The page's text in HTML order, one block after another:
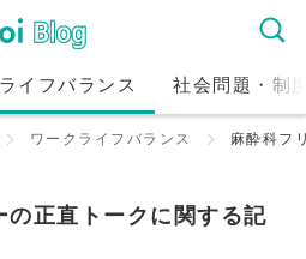
イフバランス 社会問題・制
ワークライフバランス 麻酔科フ
の正直トークに関する記